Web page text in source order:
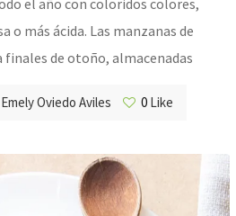
el año con coloridos colores,
o más ácida. Las manzanas de
finales de otoño, almacenadas
Emely Oviedo Aviles 0Like